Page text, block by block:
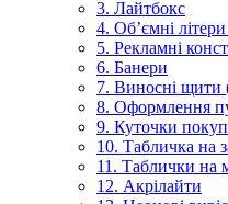
3. Лайтбокс
4. Об’ємні літери
5. Рекламні
6. Банери
7. Виносні щити
8. Оформлення
9. Куточки
10. Табличка на
11. Таблички на
12. Акрілайти